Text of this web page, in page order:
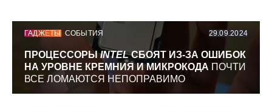
ГАДЖЕТЫ СОБЫТИЯ 29.09.2024
ПРОЦЕССОРЫINTELСБОЯТ ИЗ-ЗА ОШИБОК
НА УРОВНЕ КРЕМНИЯ И МИКРОКОДА ПОЧТИ
ВСЕ ЛОМАЮТСЯ НЕПОПРАВИМО